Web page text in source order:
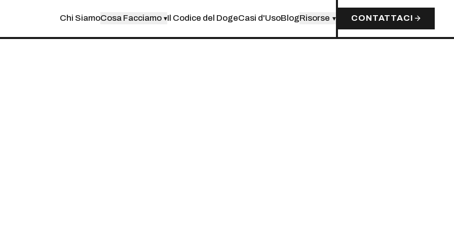
Chi SiamoCosa Facciamo ▾Il Codice del DogeCasi d'UsoBlogRisorse ▾ CONTATTACI